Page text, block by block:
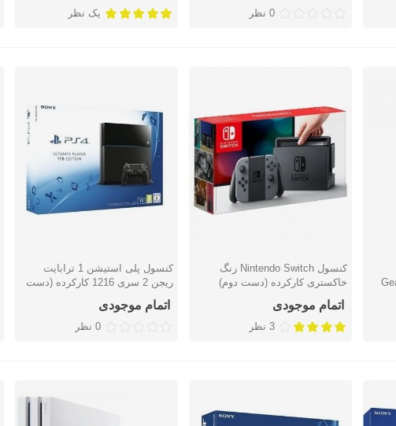
0 نظر یک نظر
نمایش سریع
کنسول Nintendo Switch رنگ
خاکستری کارکرده (دست دوم)
اتمام موجودی
3 نظر
نمایش سریع
کنسول پلی استیشن 1 ترابایت
ریجن 2 سری 1216 کارکرده (دست
دوم)
اتمام موجودی
0 نظر